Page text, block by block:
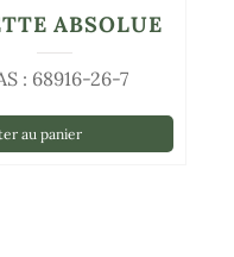
au panier
: 68916-26-7
ABSOLUE